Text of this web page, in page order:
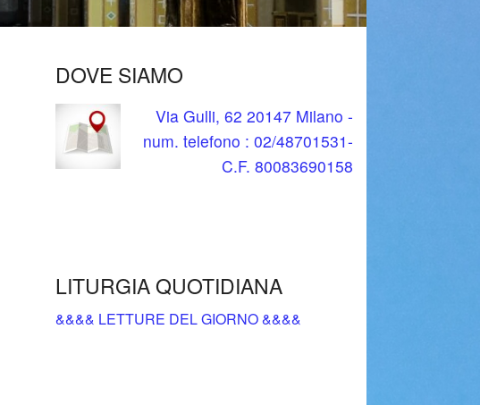
Pastorale per persone separate o divorziateAssociazione sportiva dilettantistica “GS Nabor”
Ricordo di Fra Giorgio Bonati
DOVE SIAMO
Via Gulli, 62 20147 Milano -
num. telefono : 02/48701531-
C.F. 80083690158
LITURGIA QUOTIDIANA
&&&& LETTURE DEL GIORNO &&&&